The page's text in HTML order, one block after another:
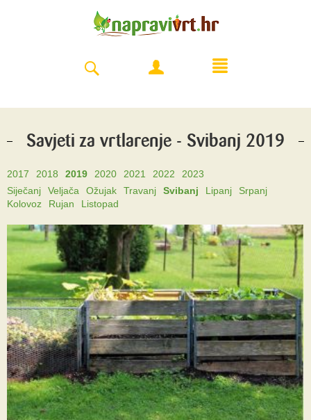
Savjeti za vrtlarenje - Svibanj 2019
2017 2018 2019 2020 2021 2022
2023
Siječanj
Veljača Ožujak Travanj Svibanj Lipanj
Srpanj
Kolovoz
Rujan Listopad